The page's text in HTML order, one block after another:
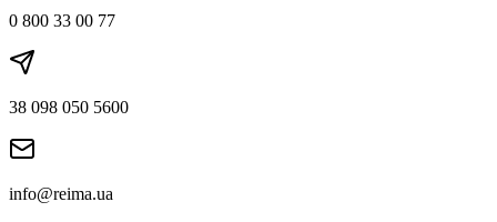
0 800 33 00 77
38 098 050 5600
info@reima.ua